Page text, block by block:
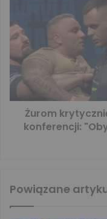
Żurom
konferencji:
Powiązane